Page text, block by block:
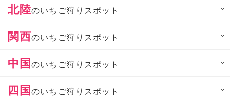
北陸のいちご狩りスポット
関西のいちご狩りスポット
中国のいちご狩りスポット
四国のいちご狩りスポット